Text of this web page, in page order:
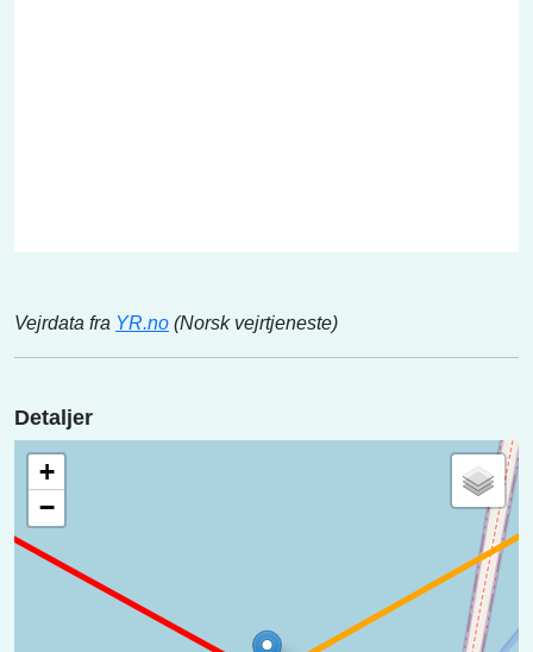
Vejrdata fra YR.no (Norsk vejrtjeneste)
Detaljer
+
−